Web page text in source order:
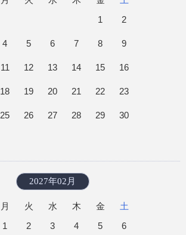
1
2
4 5 6 7 8 9
11 12 13 14 15 16
18 19 20 21 22 23
25 26 27 28 29 30
2027年02月
月 火 水 木 金
土
1
2 3 4 5 6